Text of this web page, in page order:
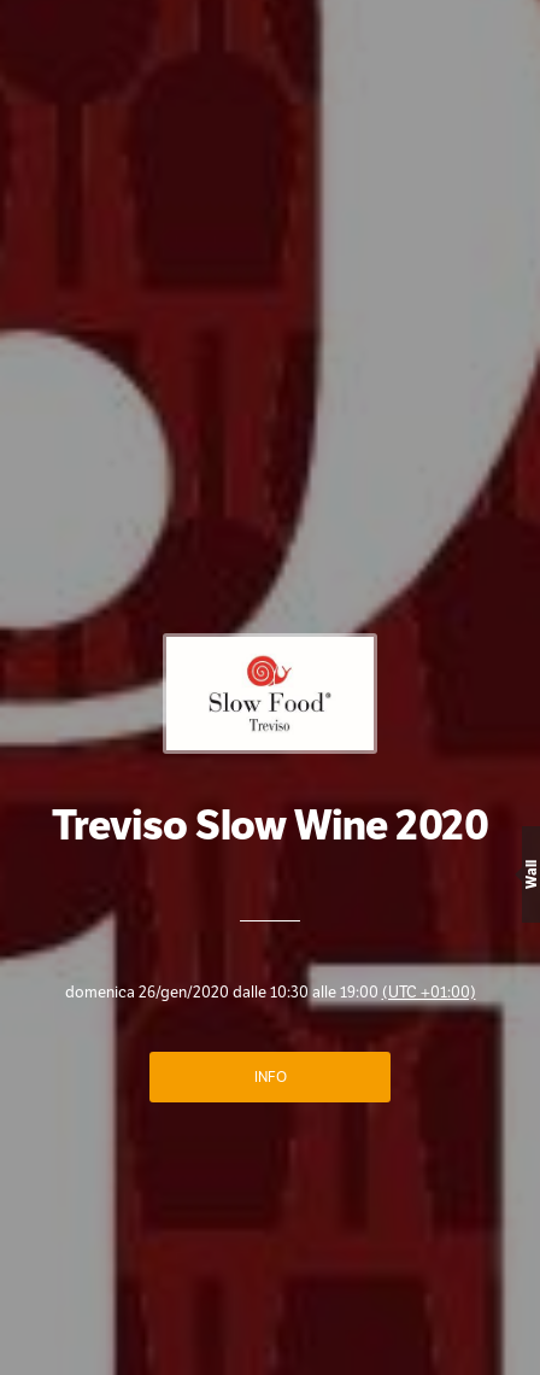
Treviso Slow Wine 2020
domenica 26/gen/2020 dalle 10:30 alle 19:00 (UTC +01:00)
INFO
Wall